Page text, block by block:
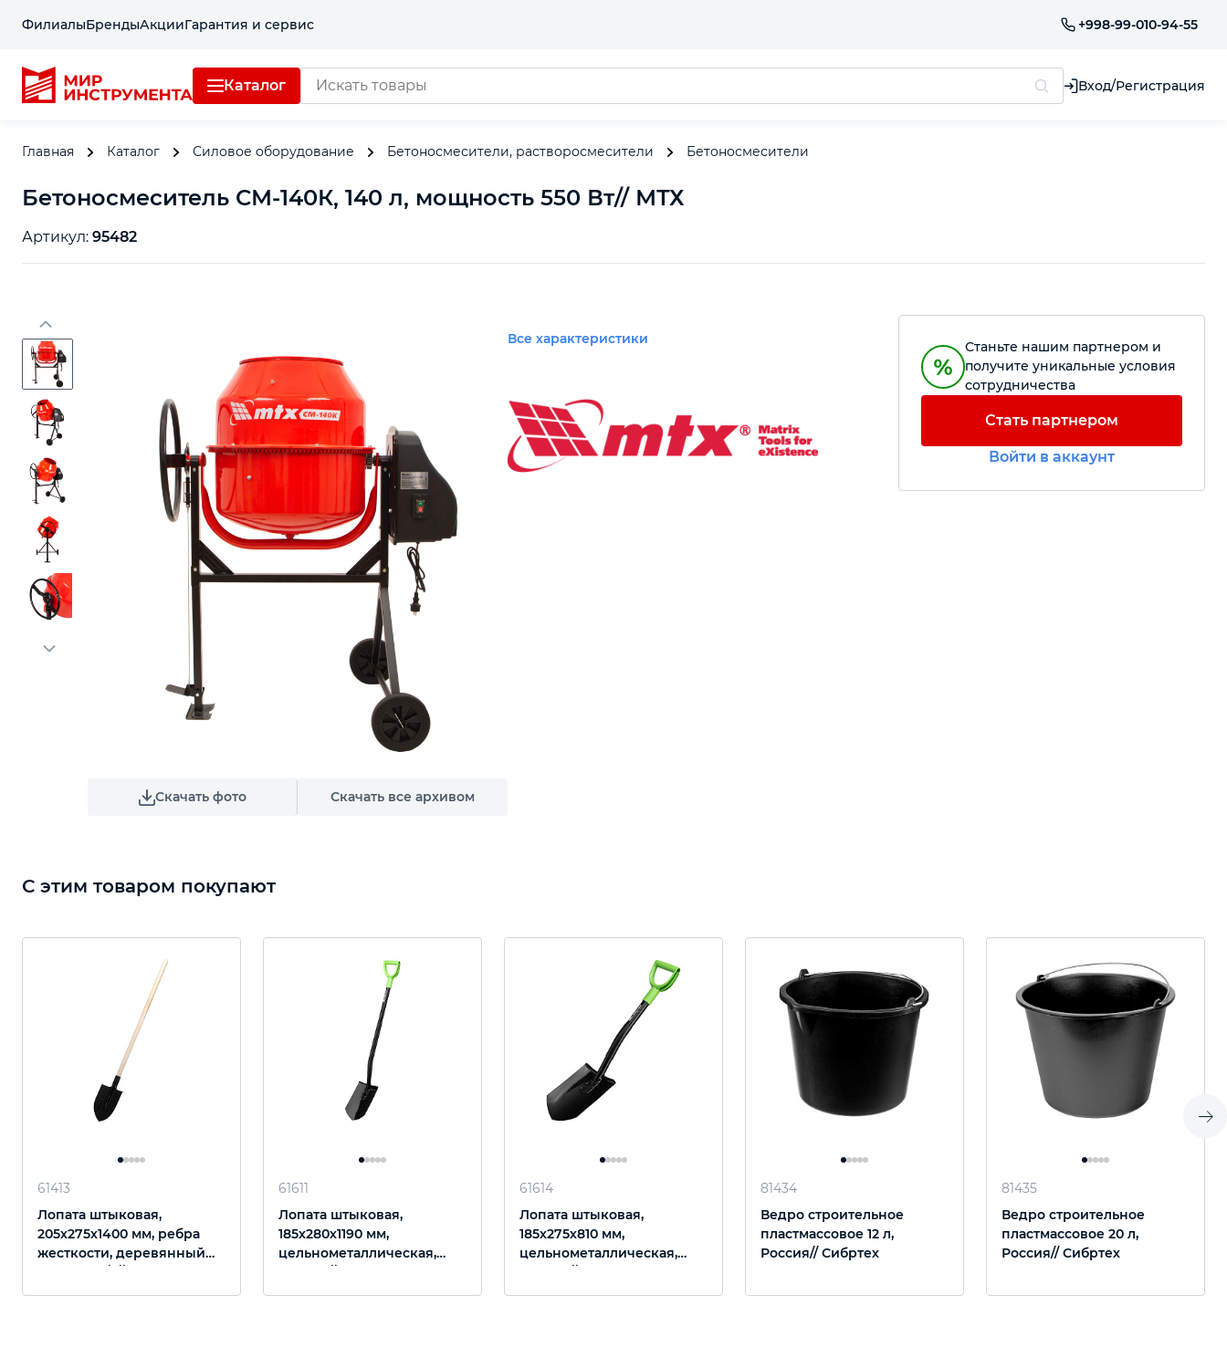
ФилиалыБрендыАкцииГарантия и сервис +998-99-010-94-55
Каталог Вход/Регистрация
Главная Каталог Силовое оборудование Бетоносмесители, растворосмесители Бетоносмесители
Бетоносмеситель СМ-140К, 140 л, мощность 550 Вт// МТХ
Артикул: 95482
Скачать фото Скачать все архивом
Все характеристики
Станьте нашим партнером и
получите уникальные условия
сотрудничества
Стать партнером
Войти в аккаунт
С этим товаром покупают
61413
Лопата штыковая,
205х275х1400 мм, ребра
жесткости, деревянный
61611
Лопата штыковая,
185х280х1190 мм,
цельнометаллическая,
61614
Лопата штыковая,
185х275х810 мм,
цельнометаллическая,
81434
Ведро строительное
пластмассовое 12 л,
Россия// Сибртех
81435
Ведро строительное
пластмассовое 20 л,
Россия// Сибртех